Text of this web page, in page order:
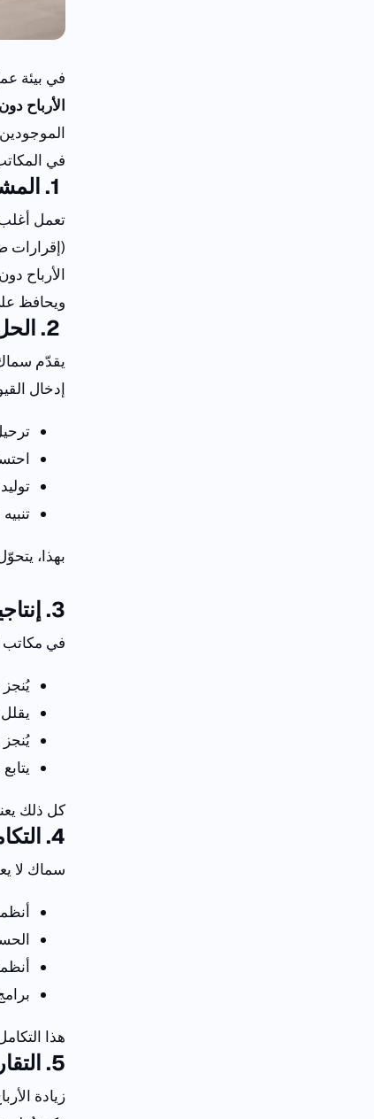
في بيئة
الأرباح
في
1
.
تعمل
(إقرارات
الأرباح
ويحافظ
2
.
يقدّم
إدخال
بهذا،
3
.
في مكاتب
كل ذلك
4
.
سماك لا
هذا
5
.
زيادة